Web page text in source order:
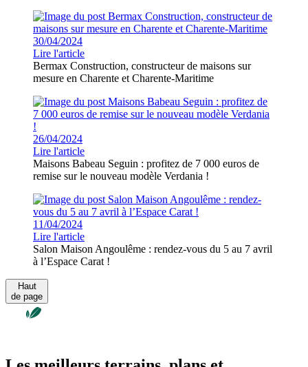
30/04/2024
Lire l'article
Bermax Construction, constructeur de maisons sur
mesure en Charente et Charente-Maritime
26/04/2024
Lire l'article
Maisons Babeau Seguin : profitez de 7 000 euros de
remise sur le nouveau modèle Verdania !
11/04/2024
Lire l'article
Salon Maison Angoulême : rendez-vous du 5 au 7 avril
à l’Espace Carat !
Haut
de page